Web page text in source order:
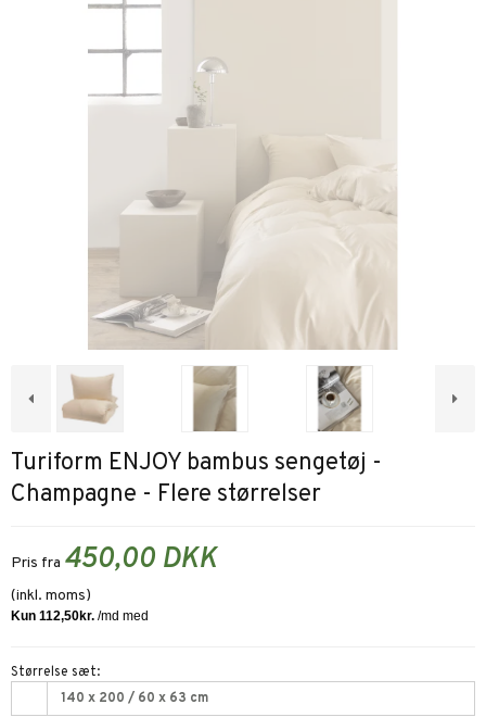
Turiform ENJOY bambus sengetøj -
Champagne - Flere størrelser
Pris fra 450,00 DKK
(inkl. moms)
Størrelse sæt:
140 x 200 / 60 x 63 cm